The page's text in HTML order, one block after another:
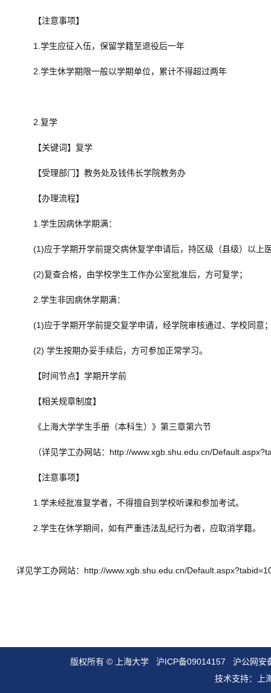
【注意事项】
1.学生应征入伍，保留学籍至退役后一年
2.学生休学期限一般以学期单位，累计不得超过两年
2.复学
【关键词】复学
【受理部门】教务处及钱伟长学院教务办
【办理流程】
1.学生因病休学期满：
(1)应于学期开学前提交病休复学申请后，持区级（县级）以
(2)复查合格，由学校学生工作办公室批准后，方可复学；
2.学生非因病休学期满：
(1)应于学期开学前提交复学申请，经学院审核通过、学校同意
(2) 学生按期办妥手续后，方可参加正常学习。
【时间节点】学期开学前
【相关规章制度】
《上海大学学生手册（本科生）》第三章第六节
（详见学工办网站：http://www.xgb.shu.edu.cn/
【注意事项】
1.学未经批准复学者，不得擅自到学校听课和参加考试。
2.学生在休学期间，如有严重违法乱纪行为者，应取消学籍。
详见学工办网站：http://www.xgb.shu.edu.cn/
版权所有 ©上海大学 沪ICP备09014157
沪公网安
技术支持：